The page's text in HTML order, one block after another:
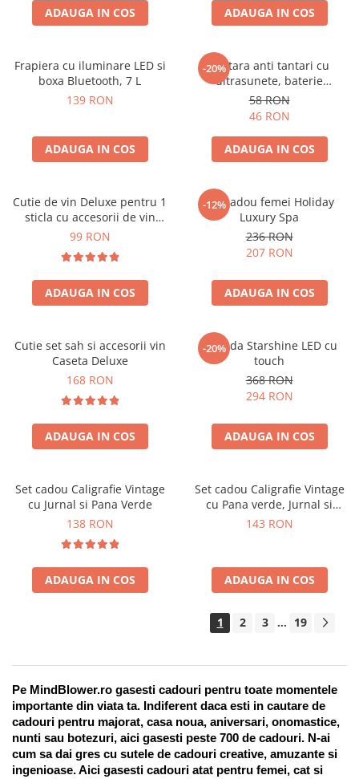
ADAUGA IN COS ADAUGA IN COS
Frapiera cu iluminare LED si
boxa Bluetooth, 7 L
139 RON
ADAUGA IN COS
-20%
Bratara anti tantari cu
ultrasunete, baterie
reincarcabila 90mAh
58 RON
46 RON
ADAUGA IN COS
Cutie de vin Deluxe pentru 1
sticla cu accesorii de vin
incluse piele ecologica de
99 RON
ADAUGA IN COS
-12%
Set cadou femei Holiday
Luxury Spa
236 RON
207 RON
ADAUGA IN COS
Cutie set sah si accesorii vin
Caseta Deluxe
168 RON
ADAUGA IN COS
-20%
Oglinda Starshine LED cu
touch
368 RON
294 RON
ADAUGA IN COS
Set cadou Caligrafie Vintage
cu Jurnal si Pana Verde
138 RON
ADAUGA IN COS
Set cadou Caligrafie Vintage
cu Pana verde, Jurnal si
Suport pentru stilou, 9 piese
143 RON
ADAUGA IN COS
1 2 3 ... 19
Pe MindBlower.ro gasesti cadouri pentru toate momentele
importante din viata ta. Indiferent daca esti in cautare de
cadouri pentru majorat, casa noua, aniversari, onomastice,
nunti sau botezuri, aici gasesti peste 700 de cadouri. N-ai
cum sa dai gres cu sutele de cadouri creative, amuzante si
ingenioase. Aici gasesti cadouri atat pentru femei, cat si